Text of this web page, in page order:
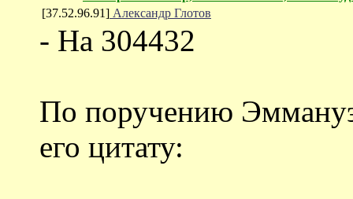
[37.52.96.91] Александр Глотов
- На 304432
По поручению
его цитату: